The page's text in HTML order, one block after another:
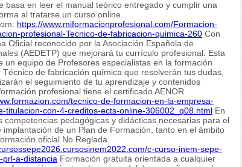
basa en leer el manual teórico entregado y cumplir una
al tratarse un curso online.
https://www.miformacionprofesional.com/Formacion-
profesional-Tecnico-de-fabricacion-quimica-260 Con
Oficial reconocido por la Asociación Española de
(AEDETP) que mejorará tu currículo profesional. Esta
un equipo de Profesores especialistas en la formación
de fabricación química que resolverán tus dudas,
el seguimiento de tu aprendizaje y contenidos
profesional tiene el certificado AENOR.
tecnico-de-formacion-en-la-empresa-
titulacion-con-4-creditos-ects-online-306002_q08.html En
competencias pedagógicas y didácticas necesarias para el
de un Plan de Formación, tanto en el ámbito
oficial No Reglada.
c-curso-inem-sepe-
a-distancia Formación gratuita orientada a cualquier